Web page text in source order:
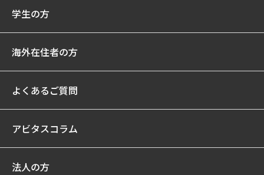
学生の方
海外在住者の方
よくあるご質問
アビタスコラム
法人の方